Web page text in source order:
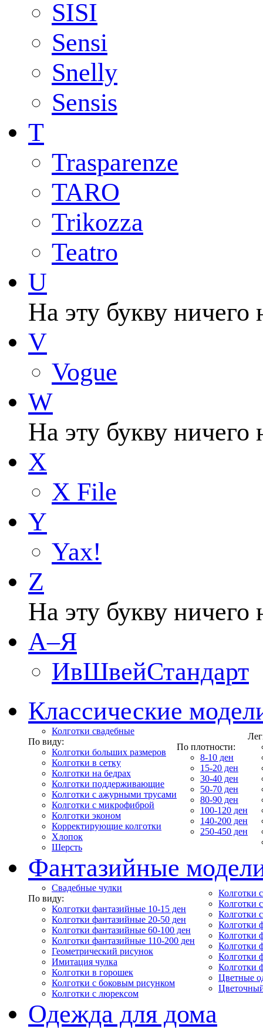
SISI
Sensi
Snelly
Sensis
T
Trasparenze
TARO
Trikozza
Teatro
U
На эту букву ничего
V
Vogue
W
На эту букву ничего
X
X File
Y
Yax!
Z
На эту букву ничего
А–Я
ИвШвейСтандарт
Классические
Колготки свадебные
По виду:
Колготки больших размеров
Колготки в сетку
Колготки на бедрах
Колготки поддерживающие
Колготки с ажурными трусами
Колготки с микрофиброй
Колготки эконом
Корректирующие колготки
Хлопок
Шерсть
По плотности:
8-10 ден
15-20 ден
30-40 ден
50-70 ден
80-90 ден
100-120 ден
140-200 ден
250-450 ден
Фантазийные
Свадебные чулки
По виду:
Колготки фантазийные 10-15 ден
Колготки фантазийные 20-50 ден
Колготки фантазийные 60-100 ден
Колготки фантазийные 110-200 ден
Геометрический рисунок
Имитация чулка
Колготки в горошек
Колготки с боковым рисунком
Колготки с люрексом
Колготки
Колготки
Колготки
Колготки
Колготки
Колготки
Колготки
Колготки
Цветные
Одежда для дома